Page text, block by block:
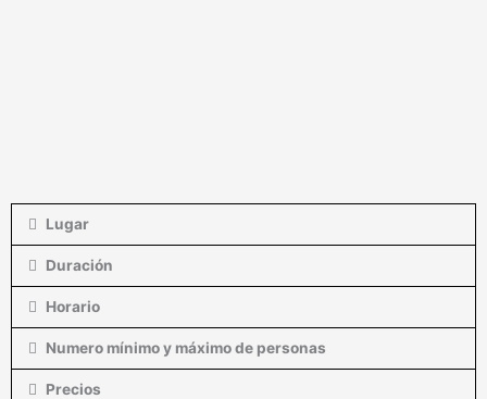
Lugar
Duración
Horario
Numero mínimo y máximo de personas
Precios